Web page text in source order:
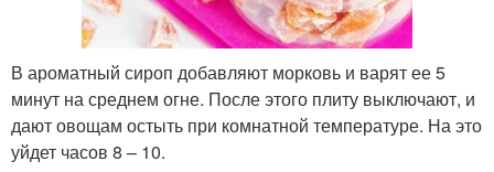
В ароматный сироп добавляют морковь и варят ее 5
минут на среднем огне. После этого плиту выключают, и
дают овощам остыть при комнатной температуре. На это
уйдет часов 8 – 10.